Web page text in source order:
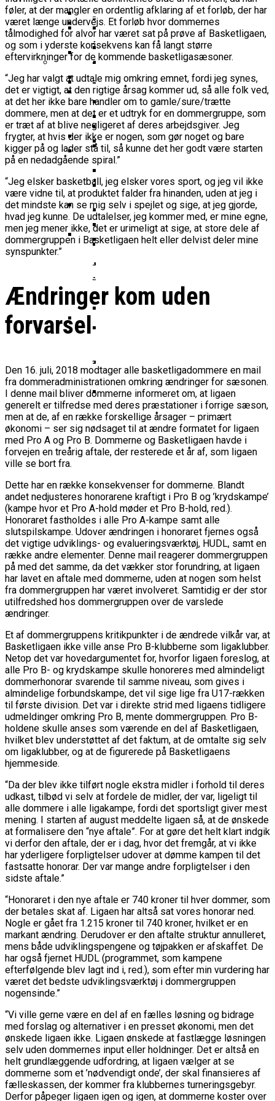
Møder FC Barcelona I Minicopa Endesa´s
Semifinale
Bakken Bears-Stjerne Skifter Til
Bundesligaen
Bakken Bears Sender Stjernespiller
Til NBA Summer League
Dansk Landstræner Efter Misset
EM-Slutrunde: “Vi Har Lagt
Noget Af Stien For Fremtiden”
FIBA Giver Danmark Den
Dårligste Karakter For Skuffende
EuroBasket-Kvalifikation
Her Er Den Georgiske Og Finske
Trup, Danmark Skal Møde I
Kampen Om En EM-Billet
Bakkens Supertalent
Nominerede Til Grundspillets
Bedste Unge Spiller
Vildt Comeback Og
Trepointsrekord: Bakken Bears
Knækkede Porto Efter Dobbelt
Overtidsdrama
Bakken Bears Skuffer Igen I
Europa Og Nærmer Sig Tidligt
Exit
Bakken Bears Åbner FIBA Europe
Cup Med Smalt Nederlag
16-Årige Noah Nørgaard Slutter
Som Topscorer Til Youth
Champions League
Dansk Tenerife-Talent Med Ny
Brandkamp I Youth Champions
League
En God Start På Youth
Champions League: “Vores Mål
Er At Vinde Turneringen”
Imponerede Stort I Debut I Youth
Champions League
Misser Champions League-
Gruppespil
EuroCup
Dubai, Hapoel Og Valencia
Træder Ind På Europas Største
Scene
Mere Europæisk Topbasket
Venter: Dansk Stjerne Skifter Til
Spansk EuroCup-Klub
Portland Trail Blazers
Danske Tobias Jensen Skal Møde
Portland Trail Blazers I NBA-
Kamp
Emilie Hesseldal Stopper På
Landsholdet
Torsdag Jagter Noah Nørgaard
Sensation Mod Mægtige Real Madrid I
Spansk U18-Kvartfinale
Wembanyamas EM-Deltagelse I Fare:
Der Er Mange Usikkerheder Lige Nu
Danmarks Kvindelandshold Skal Have
Ny Landstræner
Årige Udtaget Til Bruttotruppen
Mod Georgien
VM 2023 All-Second Team
Offentliggjort
VM’s All Star-Hold Offentliggjort
Tyskland Er Verdensmester For
Første Gang
USA
Olympiske Lege
Morten Stig Jensen Om OL 2024:
Bedste Omgange OL
Nogensinde”
To Tidligere Basketliga-Spillere
Udtaget Til Sydsudansk OL-
Bruttotrup
Breaking: Team USA Samler
Basketball-OL 2024: Se
Medie: Lebron James Vil Stå I
Spidsen For USA Ved OL 2024
Ungdomspokalfinalerne: Her Er Alle
Vinderne
Ekstra Bladet Har Købt Rettighederne
Til Basketligaen
BørneBasketFonden Sender
Spændende U15-Trup Til Jr. NBA
Europe Tournament Til Sommer
Fra Drøm Til Virkelighed: Vejen
Basketball Klub Rykker Op I
Basketligaen
Fremgang For 12. År I Træk
Klumme
Morten Stig
føler, at der mangler en ordentlig afklaring af et forløb, der har
været længe undervejs. Et forløb hvor dommernes
tålmodighed for alvor har været sat på prøve af Basketligaen,
og som i yderste konsekvens kan få langt større
eftervirkninger for de kommende basketligasæsoner.
“Jeg har valgt at udtale mig omkring emnet, fordi jeg synes,
det er vigtigt, at den rigtige årsag kommer ud, så alle folk ved,
at det her ikke bare handler om to gamle/sure/trætte
dommere, men at det er et udtryk for en dommergruppe, som
er træt af at blive negligeret af deres arbejdsgiver. Jeg
frygter, at hvis der ikke er nogen, som gør noget og bare
kigger på og lader stå til, så kunne det her godt være starten
på en nedadgående spiral.”
“Jeg elsker basketball, jeg elsker vores sport, og jeg vil ikke
være vidne til, at produktet falder fra hinanden, uden at jeg i
det mindste kan se mig selv i spejlet og sige, at jeg gjorde,
hvad jeg kunne. De udtalelser, jeg kommer med, er mine egne,
men jeg mener ikke, det er urimeligt at sige, at store dele af
dommergruppen i Basketligaen helt eller delvist deler mine
synspunkter.”
Ændringer kom uden
forvarsel
Den 16. juli, 2018 modtager alle basketligadommere en mail
fra dommeradministrationen omkring ændringer for sæsonen.
I denne mail bliver dommerne informeret om, at ligaen
generelt er tilfredse med deres præstationer i forrige sæson,
men at de, af en række forskellige årsager – primært
økonomi – ser sig nødsaget til at ændre formatet for ligaen
med Pro A og Pro B. Dommerne og Basketligaen havde i
forvejen en treårig aftale, der resterede et år af, som ligaen
ville se bort fra.
Dette har en række konsekvenser for dommerne. Blandt
andet nedjusteres honorarene kraftigt i Pro B og ’krydskampe’
(kampe hvor et Pro A-hold møder et Pro B-hold, red.).
Honoraret fastholdes i alle Pro A-kampe samt alle
slutspilskampe. Udover ændringen i honoraret fjernes også
det vigtige udviklings- og evalueringsværktøj, HUDL, samt en
række andre elementer. Denne mail reagerer dommergruppen
på med det samme, da det vækker stor forundring, at ligaen
har lavet en aftale med dommerne, uden at nogen som helst
fra dommergruppen har været involveret. Samtidig er der stor
utilfredshed hos dommergruppen over de varslede
ændringer.
Et af dommergruppens kritikpunkter i de ændrede vilkår var, at
Basketligaen ikke ville anse Pro B-klubberne som ligaklubber.
Netop det var hovedargumentet for, hvorfor ligaen foreslog, at
alle Pro B- og krydskampe skulle honoreres med almindeligt
dommerhonorar svarende til samme niveau, som gives i
almindelige forbundskampe, det vil sige lige fra U17-rækken
til første division. Det var i direkte strid med ligaens tidligere
udmeldinger omkring Pro B, mente dommergruppen. Pro B-
holdene skulle anses som værende en del af Basketligaen,
hvilket blev understøttet af det faktum, at de omtalte sig selv
om ligaklubber, og at de figurerede på Basketligaens
hjemmeside.
“Da der blev ikke tilført nogle ekstra midler i forhold til deres
udkast, tilbød vi selv at fordele de midler, der var, ligeligt til
alle dommere i alle ligakampe, fordi det sportsligt giver mest
mening. I starten af august meddelte ligaen så, at de ønskede
at formalisere den “nye aftale”. For at gøre det helt klart indgik
vi derfor den aftale, der er i dag, hvor det fremgår, at vi ikke
har yderligere forpligtelser udover at dømme kampen til det
fastsatte honorar. Der var mange andre forpligtelser i den
sidste aftale.”
“Honoraret i den nye aftale er 740 kroner til hver dommer, som
der betales skat af. Ligaen har altså sat vores honorar ned.
Nogle er gået fra 1.215 kroner til 740 kroner, hvilket er en
markant ændring. Derudover er den aftalte struktur annulleret,
mens både udviklingspengene og tøjpakken er afskaffet. De
har også fjernet HUDL (programmet, som kampene
efterfølgende blev lagt ind i, red.), som efter min vurdering har
været det bedste udviklingsværktøj i dommergruppen
nogensinde.”
“Vi ville gerne være en del af en fælles løsning og bidrage
med forslag og alternativer i en presset økonomi, men det
ønskede ligaen ikke. Ligaen ønskede at fastlægge løsningen
selv uden dommernes input eller holdninger. Det er altså en
helt grundlæggende udfordring, at ligaen vælger at se
dommerne som et ’nødvendigt onde’, der skal finansieres af
fælleskassen, der kommer fra klubbernes turneringsgebyr.
Derfor påpeger ligaen igen og igen, at dommerne koster over